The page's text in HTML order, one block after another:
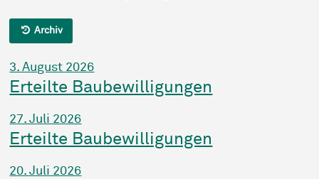
Archiv
3. August 2026
Erteilte Baubewilligungen
27. Juli 2026
Erteilte Baubewilligungen
20. Juli 2026